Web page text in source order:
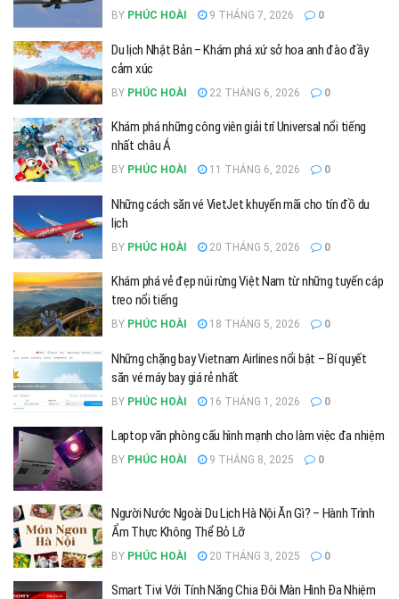
BY PHÚC HOÀI 9 THÁNG 7, 2026 0
Du lịch Nhật Bản – Khám phá xứ sở hoa anh đào đầy
cảm xúc
BY PHÚC HOÀI 22 THÁNG 6, 2026 0
Khám phá những công viên giải trí Universal nổi tiếng
nhất châu Á
BY PHÚC HOÀI 11 THÁNG 6, 2026 0
Những cách săn vé VietJet khuyến mãi cho tín đồ du
lịch
BY PHÚC HOÀI 20 THÁNG 5, 2026 0
Khám phá vẻ đẹp núi rừng Việt Nam từ những tuyến cáp
treo nổi tiếng
BY PHÚC HOÀI 18 THÁNG 5, 2026 0
Những chặng bay Vietnam Airlines nổi bật – Bí quyết
săn vé máy bay giá rẻ nhất
BY PHÚC HOÀI 16 THÁNG 1, 2026 0
Laptop văn phòng cấu hình mạnh cho làm việc đa nhiệm
BY PHÚC HOÀI 9 THÁNG 8, 2025 0
Người Nước Ngoài Du Lịch Hà Nội Ăn Gì? – Hành Trình
Ẩm Thực Không Thể Bỏ Lỡ
BY PHÚC HOÀI 20 THÁNG 3, 2025 0
Smart Tivi Với Tính Năng Chia Đôi Màn Hình Đa Nhiệm